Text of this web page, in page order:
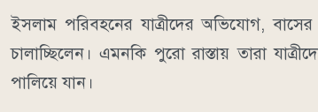
ইসলাম পরিবহনের যাত্রীদের অভিযোগ,
চালাচ্ছিলেন। এমনকি পুরো রাস্তায় তারা
পালিয়ে যান।